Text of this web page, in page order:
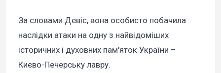
За словами Девіс, вона особисто побачила
наслідки атаки на одну з найвідоміших
історичних і духовних пам'яток України –
Києво-Печерську лавру.